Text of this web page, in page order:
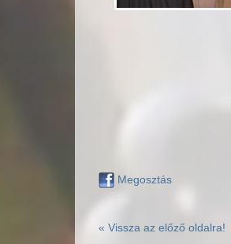
Megosztás
« Vissza az előző oldalra!